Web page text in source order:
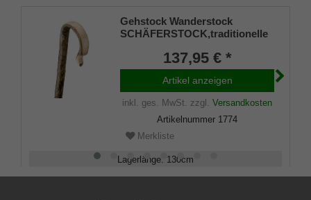
Gehstock Wanderstock
SCHÄFERSTOCK,traditionelle
gebogener Rundhakenstock
aus rindenechtem,
europäischem Edel-
Eschenholz, Metall-Rundkappe.
137,95 € *
Artikel anzeigen
inkl. ges. MwSt. zzgl. Versandkosten
Artikelnummer 1774
Merkliste
Lagerlänge: 130cm